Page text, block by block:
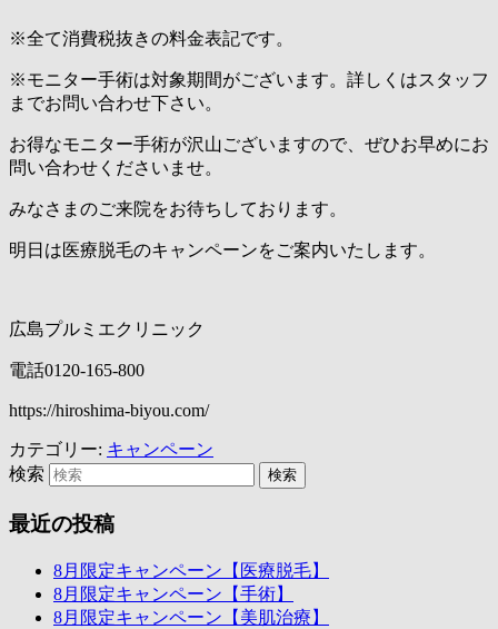
※全て消費税抜きの料金表記です。
※モニター手術は対象期間がございます。詳しくはスタッフ
までお問い合わせ下さい。
お得なモニター手術が沢山ございますので、ぜひお早めにお
問い合わせくださいませ。
みなさまのご来院をお待ちしております。
明日は医療脱毛のキャンペーンをご案内いたします。
広島プルミエクリニック
電話0120-165-800
https://hiroshima-biyou.com/
カテゴリー: キャンペーン
検索
最近の投稿
8月限定キャンペーン【医療脱毛】
8月限定キャンペーン【手術】
8月限定キャンペーン【美肌治療】